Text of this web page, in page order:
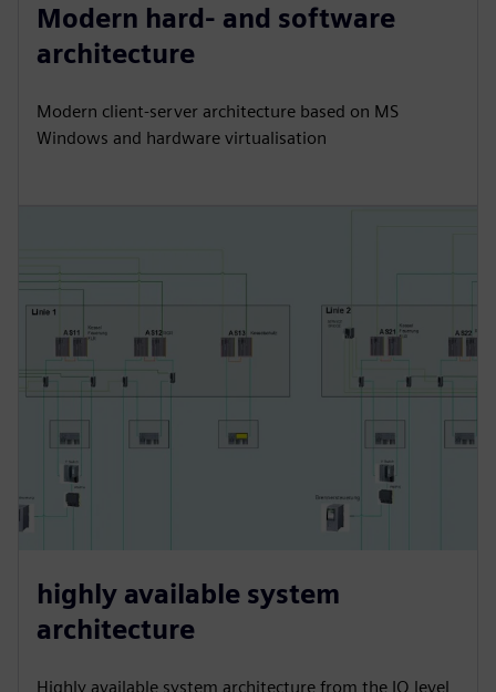
Modern hard- and software
architecture
Modern client-server architecture based on MS
Windows and hardware virtualisation
highly available system
architecture
Highly available system architecture from the IO level